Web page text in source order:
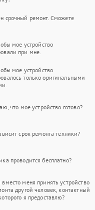
срочный ремонт. Сможете
мое устройство
при мне.
мое устройство
только оригинальными
что мое устройство готово?
срок ремонта техники?
проводится бесплатно?
меня принять устройство
другой человек, контактный
я предоставлю?